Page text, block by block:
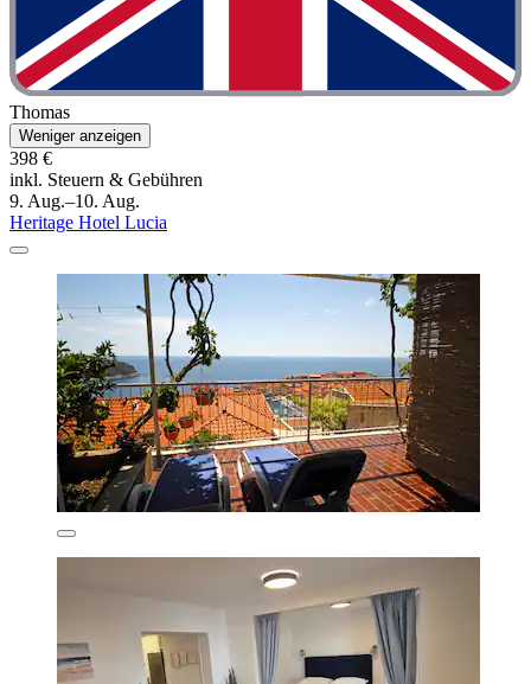
Thomas
Weniger anzeigen
398 €
inkl. Steuern & Gebühren
9. Aug.–10. Aug.
Heritage Hotel Lucia